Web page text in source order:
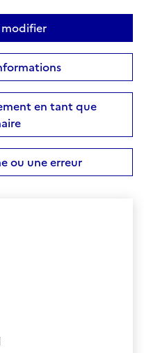
en tant que
ou une erreur